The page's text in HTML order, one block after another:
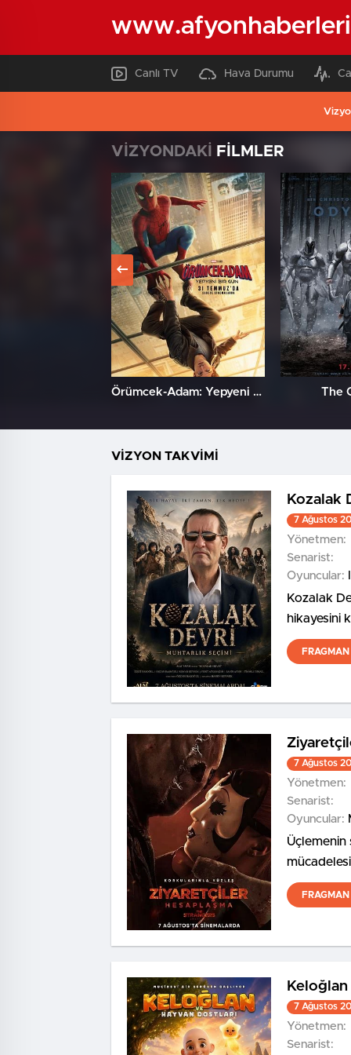
Canlı TV Hava Durumu
VİZYONDAKİ FİLMLER
Örümcek-Adam: Yepyeni Bir Gün The
VİZYON TAKVİMİ
Kozalak
7 Ağustos
Yönetmen:
Senarist:
Oyuncular:
Kozalak
hikayesini
7 Ağustos
Yönetmen:
Senarist:
Oyuncular:
bir kez
Keloğlan
7 Ağustos
Yönetmen:
Senarist: